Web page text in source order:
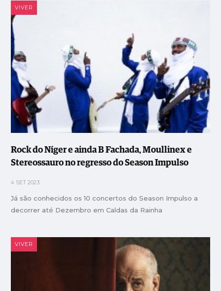
VIVER
Rock do Níger e ainda B Fachada, Moullinex e
Stereossauro no regresso do Season Impulso
4 SET 2023
Já são conhecidos os 10 concertos do Season Impulso a
decorrer até Dezembro em Caldas da Rainha
VIVER